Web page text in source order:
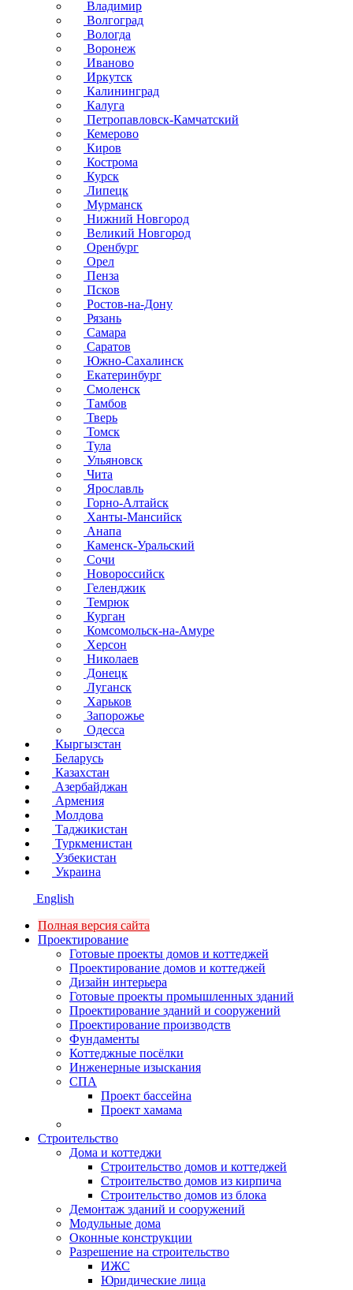
Владимир
Волгоград
Вологда
Воронеж
Иваново
Иркутск
Калининград
Калуга
Петропавловск-Камчатский
Кемерово
Киров
Кострома
Курск
Липецк
Мурманск
Нижний Новгород
Великий Новгород
Оренбург
Орел
Пенза
Псков
Ростов-на-Дону
Рязань
Самара
Саратов
Южно-Сахалинск
Екатеринбург
Смоленск
Тамбов
Тверь
Томск
Тула
Ульяновск
Чита
Ярославль
Горно-Алтайск
Ханты-Мансийск
Анапа
Каменск-Уральский
Сочи
Новороссийск
Геленджик
Темрюк
Курган
Комсомольск-на-Амуре
Херсон
Николаев
Донецк
Луганск
Харьков
Запорожье
Одесса
Кыргызстан
Беларусь
Казахстан
Азербайджан
Армения
Молдова
Таджикистан
Туркменистан
Узбекистан
Украина
English
Полная версия сайта
Проектирование
Готовые проекты домов и коттеджей
Проектирование домов и коттеджей
Дизайн интерьера
Готовые проекты промышленных зданий
Проектирование зданий и сооружений
Проектирование производств
Фундаменты
Коттеджные посёлки
Инженерные изыскания
СПА
Проект бассейна
Проект хамама
Строительство
Дома и коттеджи
Строительство домов и коттеджей
Строительство домов из кирпича
Строительство домов из блока
Демонтаж зданий и сооружений
Модульные дома
Оконные конструкции
Разрешение на строительство
ИЖС
Юридические лица